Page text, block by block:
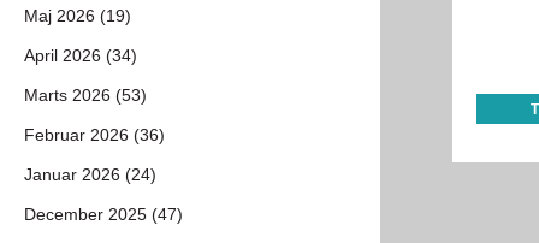
Maj 2026 (19)
April 2026 (34)
Marts 2026 (53)
Februar 2026 (36)
Januar 2026 (24)
December 2025 (47)